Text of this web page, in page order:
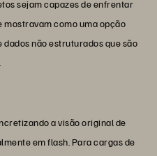
sejam capazes de enfrentar
mostravam como uma opção
não estruturados que são
a visão original de
em flash. Para cargas de